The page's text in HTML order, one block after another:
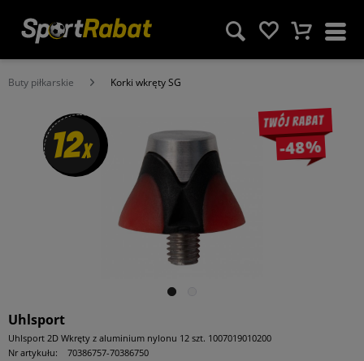
Buty piłkarskie Korki wkręty SG
Twój rabat
-48%
12x
Uhlsport
Uhlsport 2D Wkręty z aluminium nylonu 12 szt. 1007019010200
Nr artykułu:
70386757-70386750